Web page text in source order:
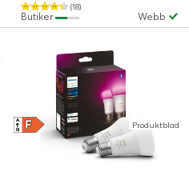
(18)
Webb
Butiker
F
A
↑
G Produktblad